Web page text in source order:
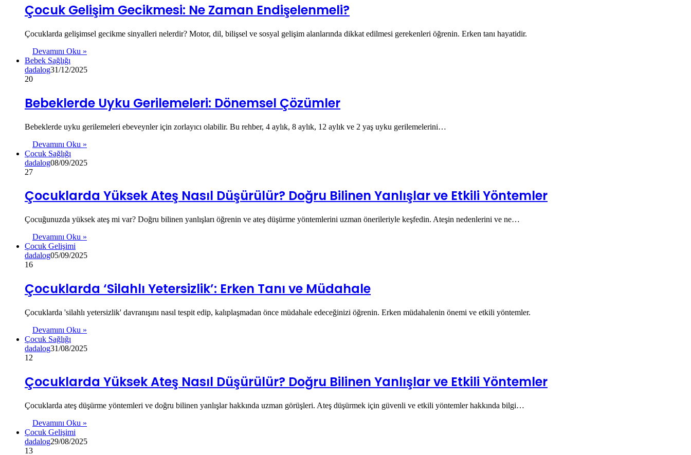
Çocuk Gelişim Gecikmesi: Ne Zaman Endişelenmeli?
Çocuklarda gelişimsel gecikme sinyalleri nelerdir? Motor, dil, bilişsel ve sosyal gelişim alanlarında dikkat edilmesi gerekenleri öğrenin. Erken tanı hayatidir.
Devamını Oku »
Bebek Sağlığı
dadalog31/12/2025
20
Bebeklerde Uyku Gerilemeleri: Dönemsel Çözümler
Bebeklerde uyku gerilemeleri ebeveynler için zorlayıcı olabilir. Bu rehber, 4 aylık, 8 aylık, 12 aylık ve 2 yaş uyku gerilemelerini…
Devamını Oku »
Çocuk Sağlığı
dadalog08/09/2025
27
Çocuklarda Yüksek Ateş Nasıl Düşürülür? Doğru Bilinen Yanlışlar ve Etkili Yöntemler
Çocuğunuzda yüksek ateş mi var? Doğru bilinen yanlışları öğrenin ve ateş düşürme yöntemlerini uzman önerileriyle keşfedin. Ateşin nedenlerini ve ne…
Devamını Oku »
Çocuk Gelişimi
dadalog05/09/2025
16
Çocuklarda ‘Silahlı Yetersizlik’: Erken Tanı ve Müdahale
Çocuklarda 'silahlı yetersizlik' davranışını nasıl tespit edip, kalıplaşmadan önce müdahale edeceğinizi öğrenin. Erken müdahalenin önemi ve etkili yöntemler.
Devamını Oku »
Çocuk Sağlığı
dadalog31/08/2025
12
Çocuklarda Yüksek Ateş Nasıl Düşürülür? Doğru Bilinen Yanlışlar ve Etkili Yöntemler
Çocuklarda ateş düşürme yöntemleri ve doğru bilinen yanlışlar hakkında uzman görüşleri. Ateş düşürmek için güvenli ve etkili yöntemler hakkında bilgi…
Devamını Oku »
Çocuk Gelişimi
dadalog29/08/2025
13